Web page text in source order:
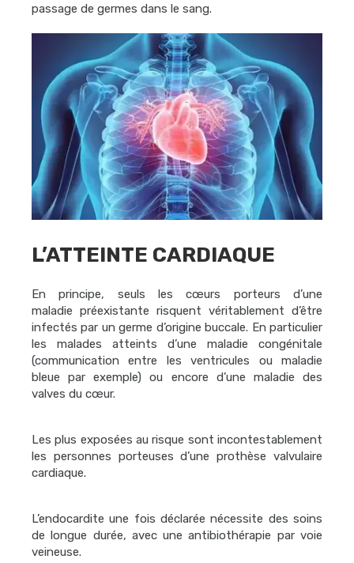
passage de germes dans le sang.
L’ATTEINTE CARDIAQUE
En principe, seuls les cœurs porteurs d’une
maladie préexistante risquent véritablement d’être
infectés par un germe d’origine buccale. En particulier
les malades atteints d’une maladie congénitale
(communication entre les ventricules ou maladie
bleue par exemple) ou encore d’une maladie des
valves du cœur.
Les plus exposées au risque sont incontestablement
les personnes porteuses d’une prothèse valvulaire
cardiaque.
L’endocardite une fois déclarée nécessite des soins
de longue durée, avec une antibiothérapie par voie
veineuse.